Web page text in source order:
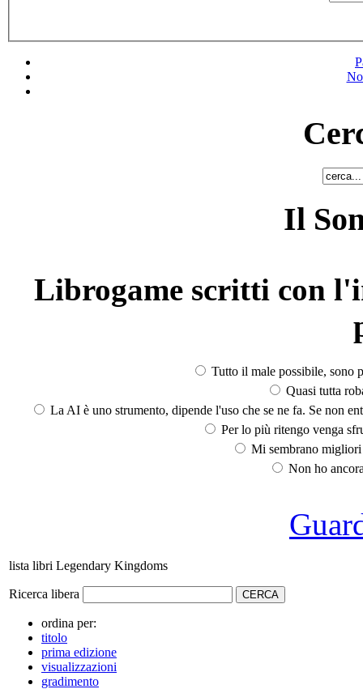
Il
Librogame scritti con
Tutto il male possibile, sono
Quasi tutta
La AI è uno strumento, dipende l'uso che se ne fa. Se non
Per lo più ritengo venga
Mi sembrano
Non ho
lista libri Legendary Kingdoms
Ricerca libera
ordina per:
titolo
prima edizione
visualizzazioni
gradimento